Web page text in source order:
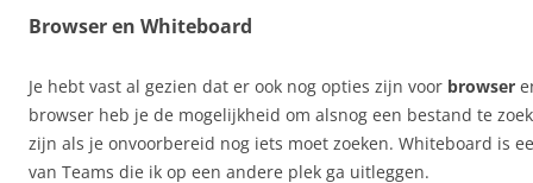
Browser en Whiteboard
Je hebt vast al gezien dat er ook nog opties zijn voor browser
browser heb je de mogelijkheid om alsnog een bestand te
zijn als je onvoorbereid nog iets moet zoeken. Whiteboard is
van Teams die ik op een andere plek ga uitleggen.